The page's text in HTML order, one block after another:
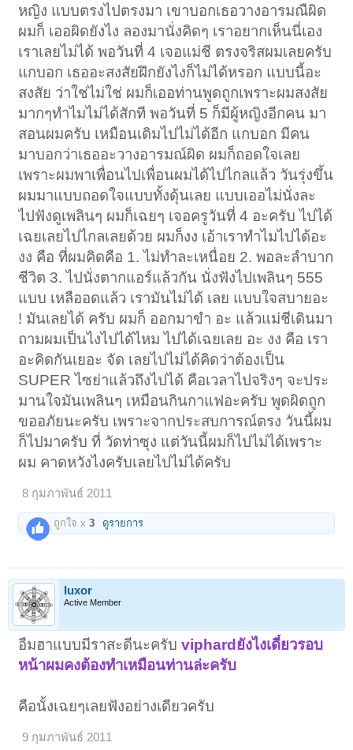
หญิง แบบตรงไปตรงมา เขาบอกเธอวางอารมณืผิด
ผมก็ เออผิดยังไง ลองมานั่งคิดๆ เราอยากเห็นนี่เอง
เราเลยไม่ได้ พอวันที่ 4 เจอแม่ชี ตรงจริสผมเลยครับ
แกบอก เธออะสงสัยฝึกยังไงก็ไม่ได้หรอก แบบนี้อะ
สงสัย ว่าใช่ไม่ใช่ ผมก็เออท่านพูดถูกเพราะผมสงสัย
มากๆทำไมไม่ได้สักที พอวันที่ 5 ก็มีผู้หญิงอีกคน มา
สอนผมครับ เหมือนเดิมไปไม่ได้อีก แกบอก มีคน
มาบอกว่าเธออะวางอารมณ์ผิด ผมก็ถอดใจเลย
เพราะผมพาเพื่อนไปเพื่อนผมได้ไปไกลแล้ว วันรุ่งขึ้น
ผมมาแบบถอดใจแบบทั้งดุ้นเลย แบบเออไม่นั่งละ
ไปฟังดูเพลินๆ ผมก็เฉยๆ เจอครูวันที่ 4 อะครับ ไปได้
เฉยเลยไปไกลเลยด้วย ผมก็งง เอ้าเราทำไมไปได้อะ
งง คือ ที่ผมคิดคือ 1. ไม่ทำละเหนื่อย 2. พอละลำบาก
ชีวิต 3. ไปนั่งตากแอร์แล้วกัน นั่งฟังไปเพลินๆ 555
แบบ เหลืออดแล้ว เรามันไม่ได้ เลย แบบใจสบายอะ
! มันเลยได้ ครับ ผมก็ ออกมาขำ อะ แล้วแม่ชีเดินมา
ถามผมเป็นไงไปได้ไหม ไปได้เฉยเลย อะ งง คือ เรา
อะคิดกันเยอะ จัด เลยไปไม่ได้คิดว่าต้องเป็น
SUPER ไซย่าแล้วถึงไปได้ คือเวลาไปจริงๆ จะประ
มานใจมันเพลินๆ เหมือนกินกาแฟอะครับ พูดผิดถูก
ขออภัยนะครับ เพราะจากประสบการณ์ตรง วันนี้ผม
ก็ไปมาครับ ที่ วัดท่าซุง แต่วันนี้ผมก็ไปไม่ได้เพราะ
ผม คาดหวังไงครับเลยไปไม่ได้ครับ
8 กุมภาพันธ์ 2011
ถูกใจ x3 ดูรายการ
luxor
Active Member
อืมฮาแบบมีราสะดีนะครับviphardยังไงเดี๋ยวรอบ
หน้าผมคงต้องทําเหมือนท่านล่ะครับ
คือนั้งเฉยๆเลยฟังอย่างเดียวครับ
9 กุมภาพันธ์ 2011